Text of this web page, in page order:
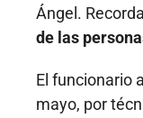
Ángel.
de las
El funcionario
mayo, por